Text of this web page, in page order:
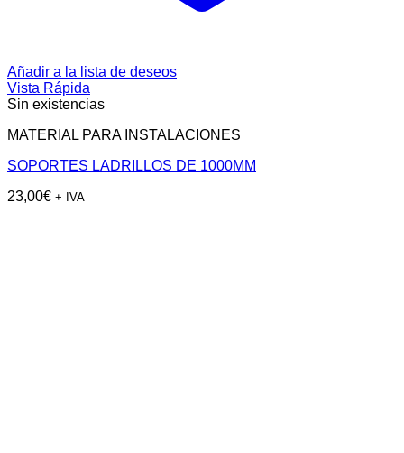
Añadir a la lista de deseos
Vista Rápida
Sin existencias
MATERIAL PARA INSTALACIONES
SOPORTES LADRILLOS DE 1000MM
23,00€ + IVA